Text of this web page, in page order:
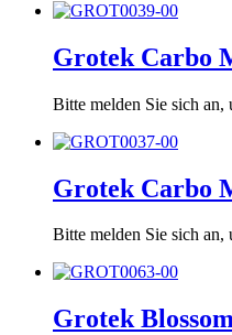
Grotek Carbo
Bitte melden Sie sich an,
Grotek Carbo
Bitte melden Sie sich an,
Grotek